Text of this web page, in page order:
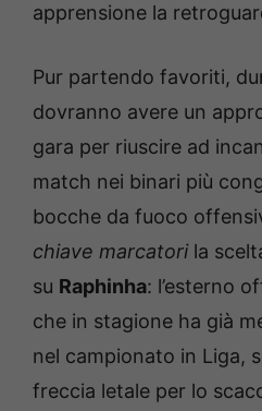
apprensione la
Pur partendo favoriti,
dovranno avere un
gara per riuscire ad
match nei binari più
bocche da fuoco
chiave marcatorila
su Raphinha: l’esterno
che in stagione ha già
nel campionato in Liga,
freccia letale per lo